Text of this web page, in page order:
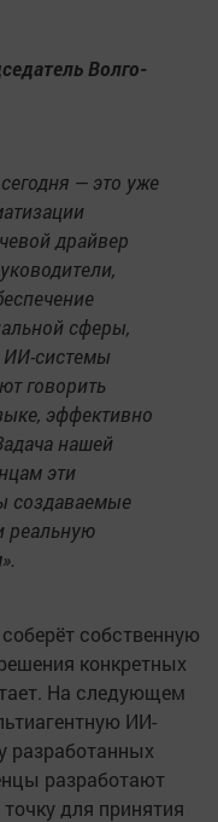
Волго-
— это уже
драйвер
сферы,
ИИ-системы
говорить
эффективно
нашей
эти
создаваемые
реальную
собственную
конкретных
На следующем
ИИ-
разработанных
разработают
для принятия